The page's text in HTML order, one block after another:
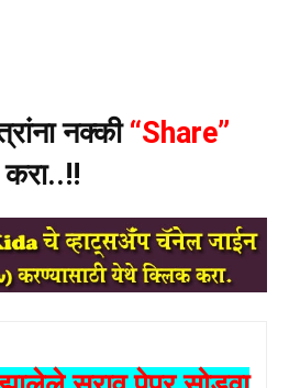
नक्की“Share”
करा..!!